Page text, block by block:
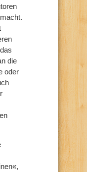
die
oder